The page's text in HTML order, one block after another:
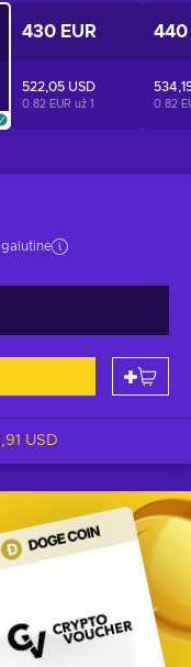
galutinė
USD
430 EUR
522,05 USD
0.82 EUR už 1
440
0.82